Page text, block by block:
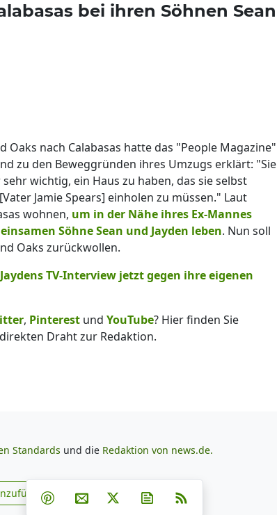
bei ihren Söhnen Sean
nach Calabasas hatte das "People Magazine"
zu den Beweggründen ihres Umzugs erklärt: "Sie
wichtig, ein Haus zu haben, das sie selbst
Jamie Spears] einholen zu müssen." Laut
wohnen, um in der Nähe ihres Ex-Mannes
Söhne Sean und Jayden leben. Nun soll
Oaks zurückwollen.
TV-Interview jetzt gegen ihre eigenen
, Pinterest und YouTube? Hier finden Sie
Draht zur Redaktion.
Standards und die Redaktion von news.de.
zu Google hinzufügen
Teilen auf Facebook
Teilen auf Whatsapp
Teilen auf Telegram
Teilen auf Pinterest
Per E-Mail teilen
Post auf XNewsletter abonnieren